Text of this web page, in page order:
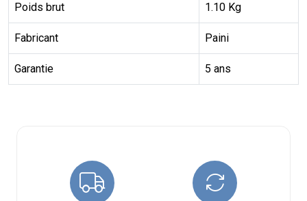
Poids brut 1.10 Kg
Fabricant Paini
Garantie 5 ans